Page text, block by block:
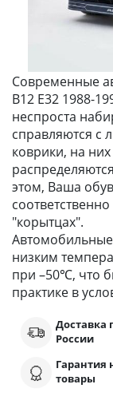
Современные
B12 E32 1988-
неспроста
справляются с
коврики, на
этом, Ваша
"корытцах".
Автомобильные
низким
при –50℃, что
практике в
Доставка
России
Гарантия
товары